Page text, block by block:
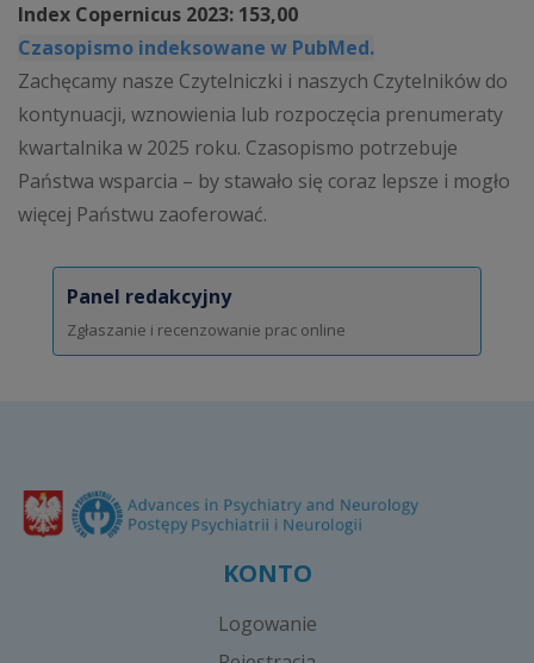
Index Copernicus 2023: 153,00
Czasopismo indeksowane w PubMed.
Zachęcamy nasze Czytelniczki i naszych Czytelników do
kontynuacji, wznowienia lub rozpoczęcia prenumeraty
kwartalnika w 2025 roku. Czasopismo potrzebuje
Państwa wsparcia – by stawało się coraz lepsze i mogło
więcej Państwu zaoferować.
Panel redakcyjny
Zgłaszanie i recenzowanie prac online
KONTO
Logowanie